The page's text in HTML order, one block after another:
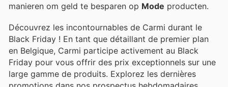
manieren om geld te besparen op Mode producten.
Découvrez les incontournables de Carmi durant le
Black Friday ! En tant que détaillant de premier plan
en Belgique, Carmi participe activement au Black
Friday pour vous offrir des prix exceptionnels sur une
large gamme de produits. Explorez les dernières